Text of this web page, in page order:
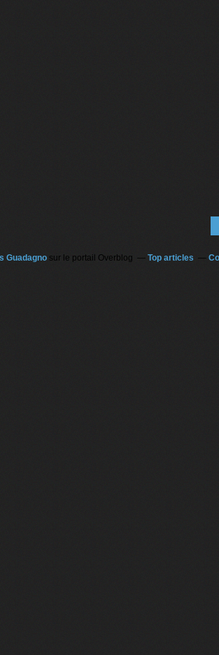
Guadagnosur le portail Overblog Top articles